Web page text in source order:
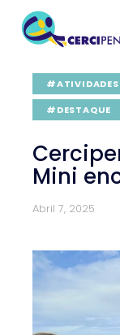
#ATIVIDADES
#DESTAQUE
Mini
Abril 7, 2025